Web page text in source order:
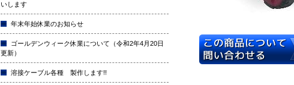
いします
年末年始休業のお知らせ
ゴールデンウィーク休業について（令和2年4月20日
更新）
溶接ケーブル各種 製作します!!